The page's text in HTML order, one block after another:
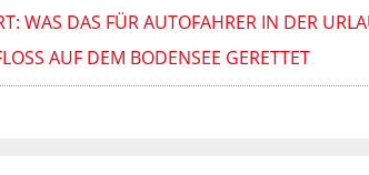
WAS DAS FÜR AUTOFAHRER IN DER
AUF DEM BODENSEE GERETTET